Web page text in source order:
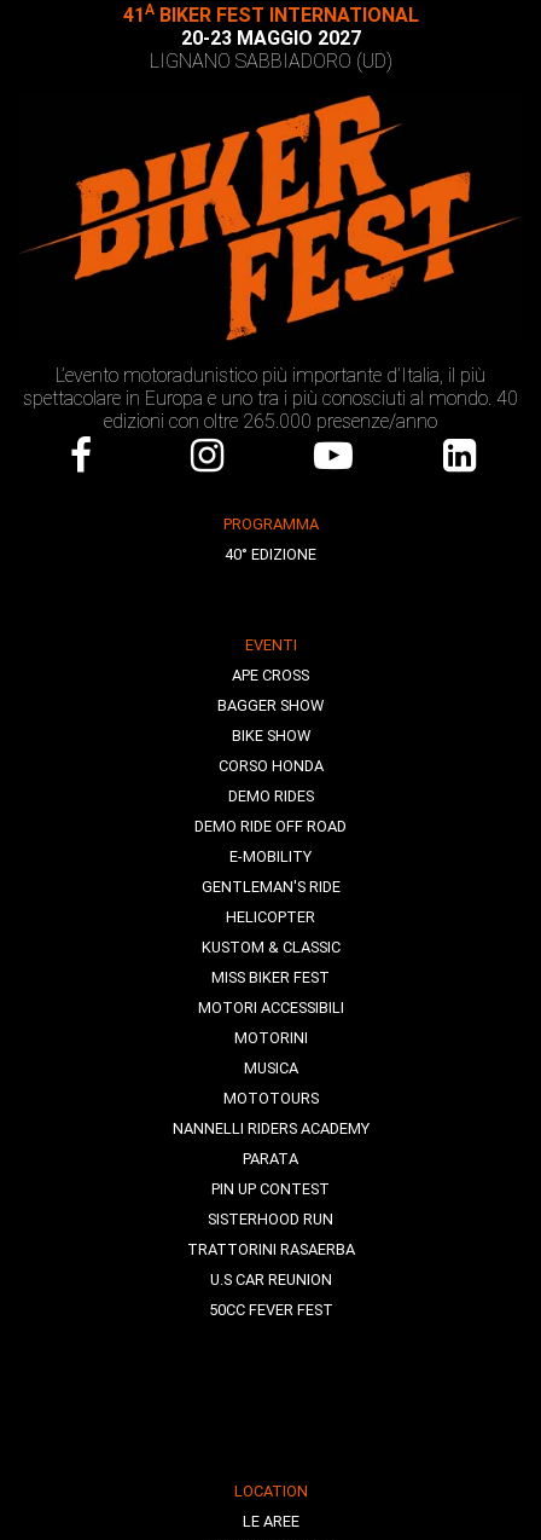
41 ABIKER FEST INTERNATIONAL
20-23 MAGGIO 2027
LIGNANO SABBIADORO (UD)
L’evento motoradunistico più importante d’Italia, il più
spettacolare in Europa e uno tra i più conosciuti al mondo. 40
edizioni con oltre 265.000 presenze/anno
PROGRAMMA
40° EDIZIONE
EVENTI
APE CROSS
BAGGER SHOW
BIKE SHOW
CORSO HONDA
DEMO RIDES
DEMO RIDE OFF ROAD
E-MOBILITY
GENTLEMAN'S RIDE
HELICOPTER
KUSTOM & CLASSIC
MISS BIKER FEST
MOTORI ACCESSIBILI
MOTORINI
MUSICA
MOTOTOURS
NANNELLI RIDERS ACADEMY
PARATA
PIN UP CONTEST
SISTERHOOD RUN
TRATTORINI RASAERBA
U.S CAR REUNION
50CC FEVER FEST
LOCATION
LE AREE